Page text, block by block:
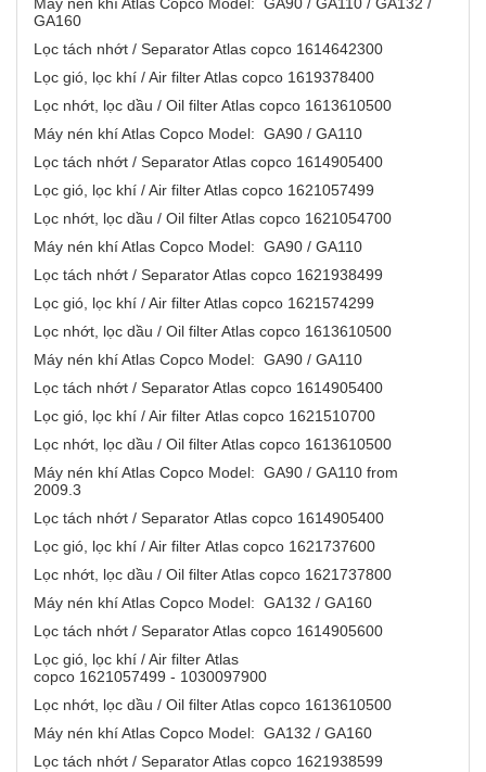
Máy nén khí Atlas Copco Model: GA90 / GA110 / GA132 /
GA160
Lọc tách nhớt / Separator Atlas copco 1614642300
Lọc gió, lọc khí / Air filter Atlas copco 1619378400
Lọc nhớt, lọc dầu / Oil filter Atlas copco 1613610500
Máy nén khí Atlas Copco Model: GA90 / GA110
Lọc tách nhớt / Separator Atlas copco 1614905400
Lọc gió, lọc khí / Air filter Atlas copco 1621057499
Lọc nhớt, lọc dầu / Oil filter Atlas copco 1621054700
Máy nén khí Atlas Copco Model: GA90 / GA110
Lọc tách nhớt / Separator Atlas copco 1621938499
Lọc gió, lọc khí / Air filter Atlas copco 1621574299
Lọc nhớt, lọc dầu / Oil filter Atlas copco 1613610500
Máy nén khí Atlas Copco Model: GA90 / GA110
Lọc tách nhớt / Separator Atlas copco 1614905400
Lọc gió, lọc khí / Air filter Atlas copco 1621510700
Lọc nhớt, lọc dầu / Oil filter Atlas copco 1613610500
Máy nén khí Atlas Copco Model: GA90 / GA110 from
2009.3
Lọc tách nhớt / Separator Atlas copco 1614905400
Lọc gió, lọc khí / Air filter Atlas copco 1621737600
Lọc nhớt, lọc dầu / Oil filter Atlas copco 1621737800
Máy nén khí Atlas Copco Model: GA132 / GA160
Lọc tách nhớt / Separator Atlas copco 1614905600
Lọc gió, lọc khí / Air filter Atlas
copco 1621057499 - 1030097900
Lọc nhớt, lọc dầu / Oil filter Atlas copco 1613610500
Máy nén khí Atlas Copco Model: GA132 / GA160
Lọc tách nhớt / Separator Atlas copco 1621938599